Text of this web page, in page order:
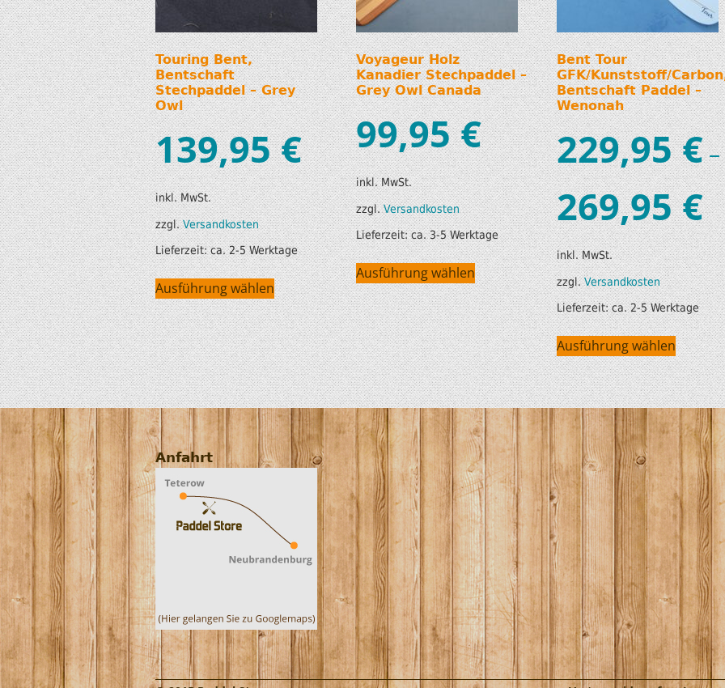
Touring Bent,
Bentschaft
Stechpaddel – Grey
Owl
139,95€
inkl. MwSt.
zzgl.Versandkosten
Lieferzeit:ca. 2-5 Werktage
Ausführung wählen
Voyageur Holz
Kanadier Stechpaddel –
Grey Owl Canada
99,95€
inkl. MwSt.
zzgl.Versandkosten
Lieferzeit:ca. 3-5 Werktage
Ausführung wählen
Bent Tour
GFK/Kunststoff/
Bentschaft Paddel –
Wenonah
229,95€–
269,95€
inkl. MwSt.
zzgl.Versandkosten
Lieferzeit:ca. 2-5 Werktage
Ausführung wählen
Anfahrt